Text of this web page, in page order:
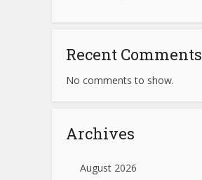
Recent Comments
No comments to show.
Archives
August 2026